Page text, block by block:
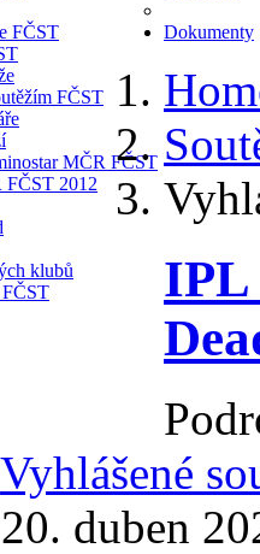
FČST
FČST
MČR FČST
FČST 2012
klubů
FČST
Dokumenty
IPL
Vyhlášené
duben